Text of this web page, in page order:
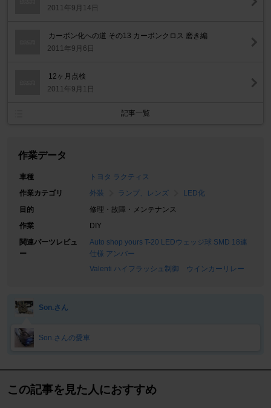
2011年9月14日
カーボン化への道 その13 カーボンクロス 磨き編
2011年9月6日
12ヶ月点検
2011年9月1日
記事一覧
作業データ
車種
トヨタ ラクティス
作業カテゴリ
外装 ランプ、レンズ
LED化
目的
修理・故障・メンテナンス
作業
DIY
関連パーツレビュ
ー
Auto shop yours T-20 LEDウェッジ球 SMD 18連
仕様 アンバー
Valenti ハイフラッシュ制御 ウインカーリレー
Son.さん
Son.さんの愛車
この記事を見た人におすすめ